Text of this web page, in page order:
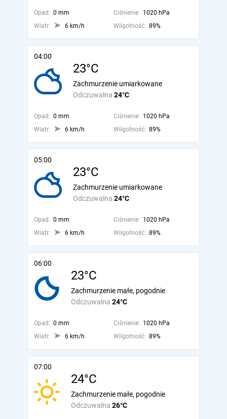
Opad: 0 mm Ciśnienie: 1020 hPa
Wiatr:
6 km/h Wilgotność: 89%
04:00
23°C
Odczuwalna 24°C
Zachmurzenie umiarkowane
Opad: 0 mm Ciśnienie: 1020 hPa
Wiatr:
6 km/h Wilgotność: 89%
05:00
23°C
Odczuwalna 24°C
Zachmurzenie umiarkowane
Opad: 0 mm Ciśnienie: 1020 hPa
Wiatr:
6 km/h Wilgotność: 89%
06:00
23°C
Odczuwalna 24°C
Zachmurzenie małe, pogodnie
Opad: 0 mm Ciśnienie: 1020 hPa
Wiatr:
6 km/h Wilgotność: 89%
07:00
24°C
Odczuwalna 26°C
Zachmurzenie małe, pogodnie